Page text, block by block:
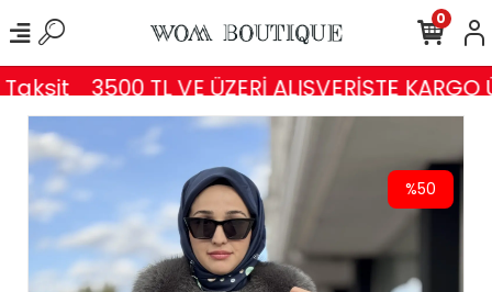
3500 TL VE ÜZERİ ALIŞVERİŞTE KARGO
0
%50